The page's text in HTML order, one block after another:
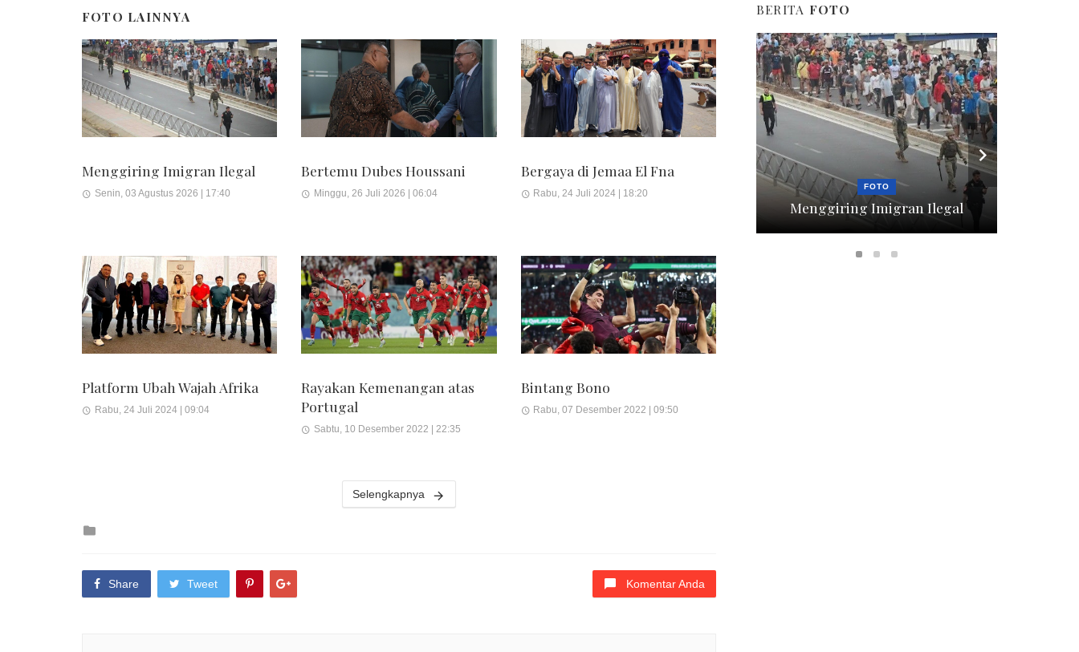
FOTO LAINNYA
Menggiring Imigran Ilegal
Senin, 03 Agustus 2026 | 17:40
Bertemu Dubes Houssani
Minggu, 26 Juli 2026 | 06:04
Bergaya di Jemaa El Fna
Rabu, 24 Juli 2024 | 18:20
Platform Ubah Wajah Afrika
Rabu, 24 Juli 2024 | 09:04
Rayakan Kemenangan atas
Portugal
Sabtu, 10 Desember 2022 | 22:35
Bintang Bono
Rabu, 07 Desember 2022 | 09:50
Selengkapnya
Share Tweet Komentar Anda
BERITA FOTO
FOTO
Menggiring Imigran Ilegal